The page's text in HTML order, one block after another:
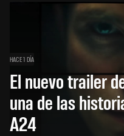
HACE 1 DÍA
El nuevo trailer
una de las
A24